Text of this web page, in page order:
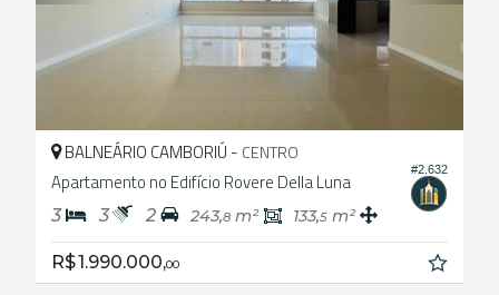
#2.632
BALNEÁRIO CAMBORIÚ - CENTRO
Apartamento no Edifício Rovere Della Luna
3 3 2 243,8 m² 133,5 m²
R$ 1.990.000,00